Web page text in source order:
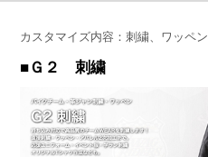
カスタマイズ内容：刺繍、ワッペン
■Ｇ２ 刺繍